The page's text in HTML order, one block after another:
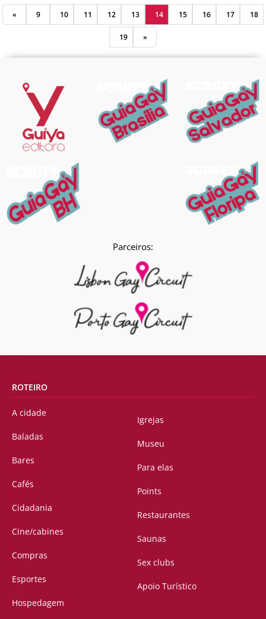
« 9 10 11 12 13 14 15 16 17 18
19 »
Parceiros:
ROTEIRO
A cidade
Baladas
Bares
Cafés
Cidadania
Cine/cabines
Compras
Esportes
Hospedagem
Igrejas
Museu
Para elas
Points
Restaurantes
Saunas
Sex clubs
Apoio Turístico